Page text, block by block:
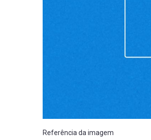
Referência da imagem